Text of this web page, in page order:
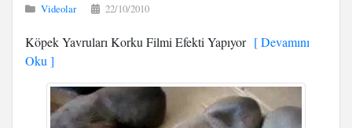
Videolar 22/10/2010
Köpek Yavruları Korku Filmi Efekti Yapıyor[ Devamını
Oku ]